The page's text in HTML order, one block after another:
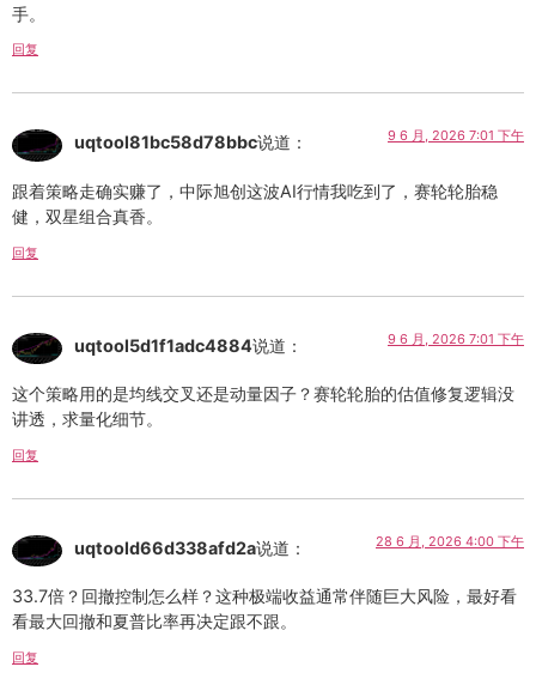
手。
回复
uqtool81bc58d78bbc说道： 9 6 月, 2026 7:01 下午
跟着策略走确实赚了，中际旭创这波AI行情我吃到了，赛轮轮胎稳
健，双星组合真香。
回复
uqtool5d1f1adc4884说道： 9 6 月, 2026 7:01 下午
这个策略用的是均线交叉还是动量因子？赛轮轮胎的估值修复逻辑没
讲透，求量化细节。
回复
uqtoold66d338afd2a说道： 28 6 月, 2026 4:00 下午
33.7倍？回撤控制怎么样？这种极端收益通常伴随巨大风险，最好看
看最大回撤和夏普比率再决定跟不跟。
回复